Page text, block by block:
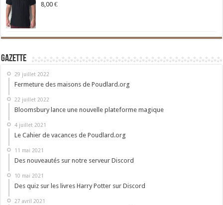
8,00 €
Gazette
29 juillet 2022
Fermeture des maisons de Poudlard.org
22 juillet 2022
Bloomsbury lance une nouvelle plateforme magique
4 juillet 2021
Le Cahier de vacances de Poudlard.org
11 mai 2021
Des nouveautés sur notre serveur Discord
10 mai 2021
Des quiz sur les livres Harry Potter sur Discord
27 avril 2021